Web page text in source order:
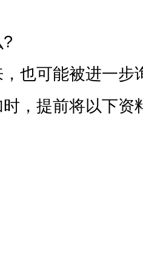
也可能被进一步
，提前将以下资